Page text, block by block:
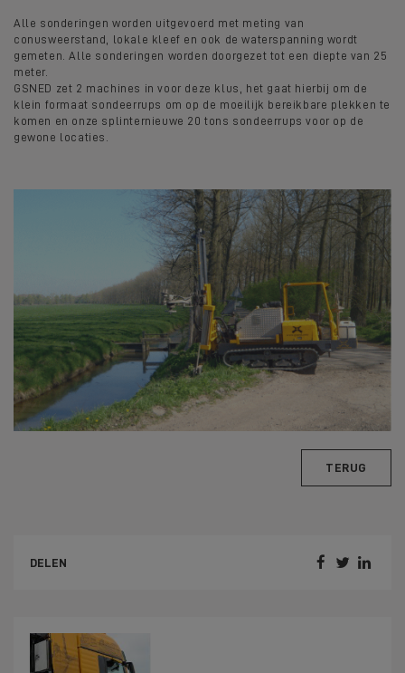
Alle sonderingen worden uitgevoerd met meting van
conusweerstand, lokale kleef en ook de waterspanning wordt
gemeten. Alle sonderingen worden doorgezet tot een diepte van 25
meter.
GSNED zet 2 machines in voor deze klus, het gaat hierbij om de
klein formaat sondeerrups om op de moeilijk bereikbare plekken te
komen en onze splinternieuwe 20 tons sondeerrups voor op de
gewone locaties.
TERUG
DELEN   